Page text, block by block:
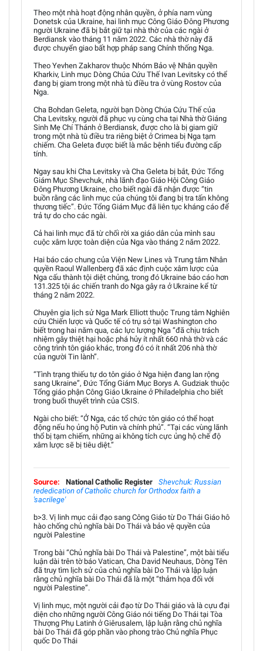
Theo một nhà hoạt động nhân quyền, ở phía nam vùng
Donetsk của Ukraine, hai linh mục Công Giáo Đông Phương
người Ukraine đã bị bắt giữ tại nhà thờ của các ngài ở
Berdiansk vào tháng 11 năm 2022. Các nhà thờ này đã
được chuyển giao bất hợp pháp sang Chính thống Nga.
Theo Yevhen Zakharov thuộc Nhóm Bảo vệ Nhân quyền
Kharkiv, Linh mục Dòng Chúa Cứu Thế Ivan Levitsky có thể
đang bị giam trong một nhà tù điều tra ở vùng Rostov của
Nga.
Cha Bohdan Geleta, người bạn Dòng Chúa Cứu Thế của
Cha Levitsky, người đã phục vụ cùng cha tại Nhà thờ Giáng
Sinh Mẹ Chí Thánh ở Berdiansk, được cho là bị giam giữ
trong một nhà tù điều tra riêng biệt ở Crimea bị Nga tạm
chiếm. Cha Geleta được biết là mắc bệnh tiểu đường cấp
tính.
Ngay sau khi Cha Levitsky và Cha Geleta bị bắt, Đức Tổng
Giám Mục Shevchuk, nhà lãnh đạo Giáo Hội Công Giáo
Đông Phương Ukraine, cho biết ngài đã nhận được “tin
buồn rằng các linh mục của chúng tôi đang bị tra tấn không
thương tiếc”. Đức Tổng Giám Mục đã liên tục kháng cáo để
trả tự do cho các ngài.
Cả hai linh mục đã từ chối rời xa giáo dân của mình sau
cuộc xâm lược toàn diện của Nga vào tháng 2 năm 2022.
Hai báo cáo chung của Viện New Lines và Trung tâm Nhân
quyền Raoul Wallenberg đã xác định cuộc xâm lược của
Nga cấu thành tội diệt chủng, trong đó Ukraine báo cáo hơn
131.325 tội ác chiến tranh do Nga gây ra ở Ukraine kể từ
tháng 2 năm 2022.
Chuyên gia lịch sử Nga Mark Elliott thuộc Trung tâm Nghiên
cứu Chiến lược và Quốc tế có trụ sở tại Washington cho
biết trong hai năm qua, các lực lượng Nga “đã chịu trách
nhiệm gây thiệt hại hoặc phá hủy ít nhất 660 nhà thờ và các
công trình tôn giáo khác, trong đó có ít nhất 206 nhà thờ
của người Tin lành”.
“Tình trạng thiếu tự do tôn giáo ở Nga hiện đang lan rộng
sang Ukraine”, Đức Tổng Giám Mục Borys A. Gudziak thuộc
Tổng giáo phận Công Giáo Ukraine ở Philadelphia cho biết
trong buổi thuyết trình của CSIS.
Ngài cho biết: “Ở Nga, các tổ chức tôn giáo có thể hoạt
động nếu họ ủng hộ Putin và chính phủ”. “Tại các vùng lãnh
thổ bị tạm chiếm, những ai không tích cực ủng hộ chế độ
xâm lược sẽ bị tiêu diệt.”
Source: National Catholic Register
Shevchuk: Russian
rededication of Catholic church for Orthodox faith a
'sacrilege'
b>3. Vị linh mục cải đạo sang Công Giáo từ Do Thái Giáo hô
hào chống chủ nghĩa bài Do Thái và bảo vệ quyền của
người Palestine
Trong bài “Chủ nghĩa bài Do Thái và Palestine”, một bài tiểu
luận dài trên tờ báo Vatican, Cha David Neuhaus, Dòng Tên
đã truy tìm lịch sử của chủ nghĩa bài Do Thái và lập luận
rằng chủ nghĩa bài Do Thái đã là một “thảm họa đối với
người Palestine”.
Vị linh mục, một người cải đạo từ Do Thái giáo và là cựu đại
diện cho những người Công Giáo nói tiếng Do Thái tại Tòa
Thượng Phụ Latinh ở Giêrusalem, lập luận rằng chủ nghĩa
bài Do Thái đã góp phần vào phong trào Chủ nghĩa Phục
quốc Do Thái